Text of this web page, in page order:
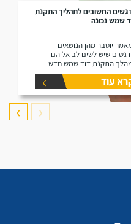
החשובים לתהליך התקנת
שמש נכונה
יוסבר מהן הנושאים
שיש לשים לב אליהם
התקנת דוד שמש חדש
עוד
❮
❯